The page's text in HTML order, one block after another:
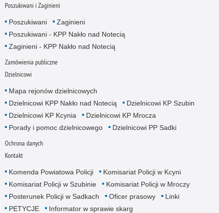
Poszukiwani i Zaginieni
Poszukiwani
Zaginieni
Poszukiwani - KPP Nakło nad Notecią
Zaginieni - KPP Nakło nad Notecią
Zamówienia publiczne
Dzielnicowi
Mapa rejonów dzielnicowych
Dzielnicowi KPP Nakło nad Notecią
Dzielnicowi KP Szubin
Dzielnicowi KP Kcynia
Dzielnicowi KP Mrocza
Porady i pomoc dzielnicowego
Dzielnicowi PP Sadki
Ochrona danych
Kontakt
Komenda Powiatowa Policji
Komisariat Policji w Kcyni
Komisariat Policji w Szubinie
Komisariat Policji w Mroczy
Posterunek Policji w Sadkach
Oficer prasowy
Linki
PETYCJE
Informator w sprawie skarg